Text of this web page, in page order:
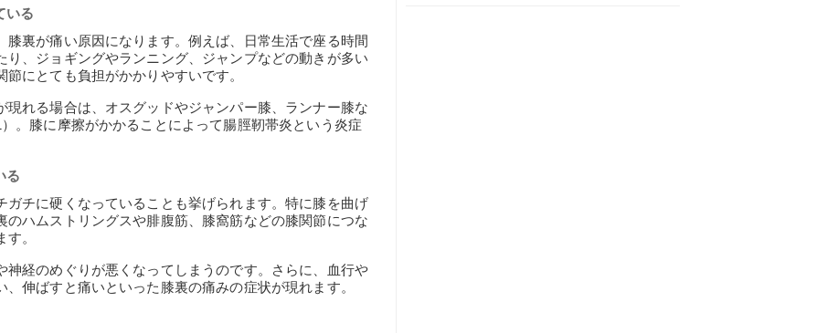
いる
裏が痛い原因になります。例えば、日常生活で座る時間
、ジョギングやランニング、ジャンプなどの動きが多い
にとても負担がかかりやすいです。
現れる場合は、オスグッドやジャンパー膝、ランナー膝な
。膝に摩擦がかかることによって腸脛靭帯炎という炎症
る
ガチに硬くなっていることも挙げられます。特に膝を曲げ
のハムストリングスや腓腹筋、膝窩筋などの膝関節につな
。
神経のめぐりが悪くなってしまうのです。さらに、血行や
伸ばすと痛いといった膝裏の痛みの症状が現れます。